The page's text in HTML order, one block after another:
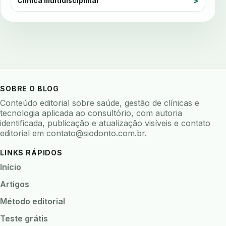
biofeedback biofilme biofilme dental
biofilme linhas agua bioimpedancia
biosseguranca clinica
biossensores
blockchain
SOBRE O BLOG
Conteúdo editorial sobre saúde, gestão de clínicas e
tecnologia aplicada ao consultório, com autoria
identificada, publicação e atualização visíveis e contato
editorial em contato@siodonto.com.br.
LINKS RÁPIDOS
Início
Artigos
Método editorial
Teste grátis